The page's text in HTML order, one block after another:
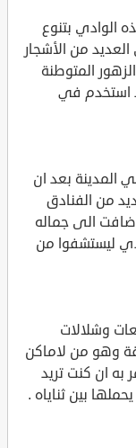
الوادي بتنوع
من الأشجار
المتوطنة
استخدم في
المدينة بعد ان
من الفنادق
الى جماله
ليستشفوا من
وشلالات
وهو من لاماكن
به ان كنت تريد
بين ثناياه .